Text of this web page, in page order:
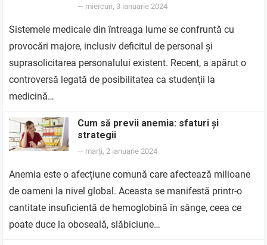
— miercuri, 3 ianuarie 2024
Sistemele medicale din întreaga lume se confruntă cu
provocări majore, inclusiv deficitul de personal și
suprasolicitarea personalului existent. Recent, a apărut o
controversă legată de posibilitatea ca studenții la
medicină…
Cum să previi anemia: sfaturi și
strategii
— marți, 2 ianuarie 2024
Anemia este o afecțiune comună care afectează milioane
de oameni la nivel global. Aceasta se manifestă printr-o
cantitate insuficientă de hemoglobină în sânge, ceea ce
poate duce la oboseală, slăbiciune…